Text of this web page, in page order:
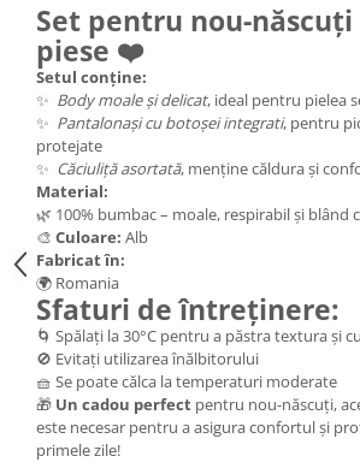
Set pentru nou-născuți
piese ❤️
Setul conține:
✨ Body moale și delicat, ideal pentru pielea
✨ Pantalonași cu botoșei integrati, pentru
protejate
✨ Căciuliță asortată, menține căldura și
Material:
🌿 100% bumbac – moale, respirabil și blând
🎨 Culoare: Alb
Fabricat în:
🌍 Romania
Sfaturi de întreținere:
🌀 Spălați la 30°C pentru a păstra textura și
🚫 Evitați utilizarea înălbitorului
🧺 Se poate călca la temperaturi moderate
🎁 Un cadou perfect pentru nou-născuți,
este necesar pentru a asigura confortul și
primele zile!